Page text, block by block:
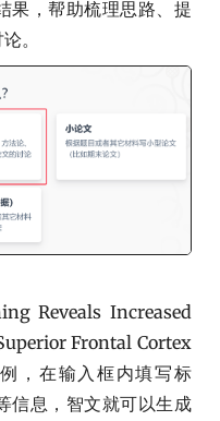
果，帮助梳理思路、提
。
Reveals Increased
Frontal Cortex
，在输入框内填写标
信息，智文就可以生成